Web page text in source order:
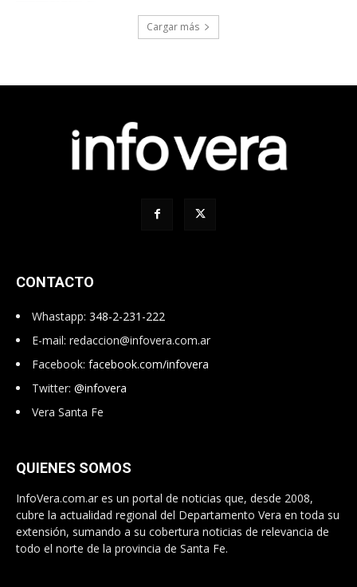
Cargar más
CONTACTO
Whastapp: 348-2-231-222
E-mail: redaccion@infovera.com.ar
Facebook: facebook.com/infovera
Twitter: @infovera
Vera Santa Fe
QUIENES SOMOS
InfoVera.com.ar es un portal de noticias que, desde 2008,
cubre la actualidad regional del Departamento Vera en toda su
extensión, sumando a su cobertura noticias de relevancia de
todo el norte de la provincia de Santa Fe.